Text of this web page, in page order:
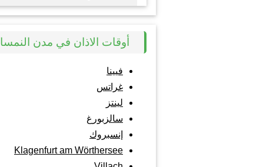
أوقات الاذان في مدن النمسا
فيينا
غراتس
لينتز
سالزبورغ
إنسبروك
Klagenfurt am Wörthersee